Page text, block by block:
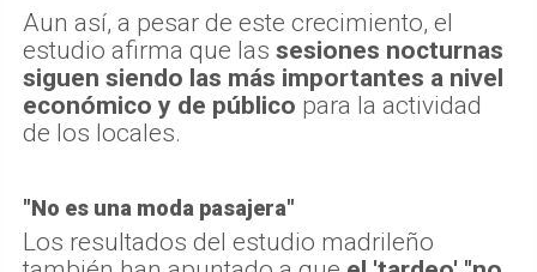
Aun así, a pesar de este crecimiento, el
estudio afirma que las sesiones nocturnas
siguen siendo las más importantes a nivel
económico y de público para la actividad
de los locales.
"No es una moda pasajera"
Los resultados del estudio madrileño